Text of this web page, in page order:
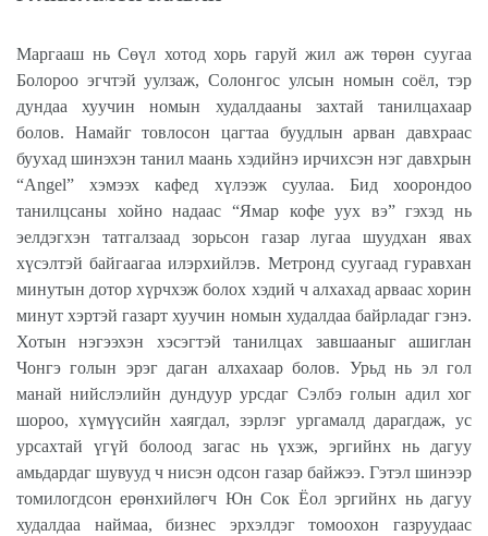
Маргааш нь Сөүл хотод хорь гаруй жил аж төрөн суугаа
Болороо эгчтэй уулзаж, Солонгос улсын номын соёл, тэр
дундаа хуучин номын худалдааны захтай танилцахаар
болов. Намайг товлосон цагтаа буудлын арван давхраас
буухад шинэхэн танил маань хэдийнэ ирчихсэн нэг давхрын
“Angel” хэмээх кафед хүлээж суулаа. Бид хоорондоо
танилцсаны хойно надаас “Ямар кофе уух вэ” гэхэд нь
эелдэгхэн татгалзаад зорьсон газар лугаа шуудхан явах
хүсэлтэй байгаагаа илэрхийлэв. Метронд суугаад гуравхан
минутын дотор хүрчхэж болох хэдий ч алхахад арваас хорин
минут хэртэй газарт хуучин номын худалдаа байрладаг гэнэ.
Хотын нэгээхэн хэсэгтэй танилцах завшааныг ашиглан
Чонгэ голын эрэг даган алхахаар болов. Урьд нь эл гол
манай нийслэлийн дундуур урсдаг Сэлбэ голын адил хог
шороо, хүмүүсийн хаягдал, зэрлэг ургамалд дарагдаж, ус
урсахтай үгүй болоод загас нь үхэж, эргийнх нь дагуу
амьдардаг шувууд ч нисэн одсон газар байжээ. Гэтэл шинээр
томилогдсон ерөнхийлөгч Юн Сок Ёол эргийнх нь дагуу
худалдаа наймаа, бизнес эрхэлдэг томоохон газруудаас